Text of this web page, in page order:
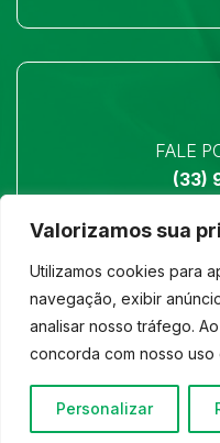
Valorizamos sua
Utilizamos cookies para
navegação, exibir
analisar nosso tráfego.
concorda com nosso uso
Personalizar
FALE
(33)